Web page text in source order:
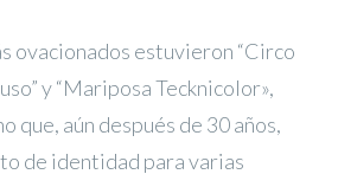
ovacionados estuvieron “Circo
y “Mariposa Tecknicolor»,
que, aún después de 30 años,
de identidad para varias